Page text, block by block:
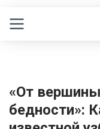
«От
бедности»: